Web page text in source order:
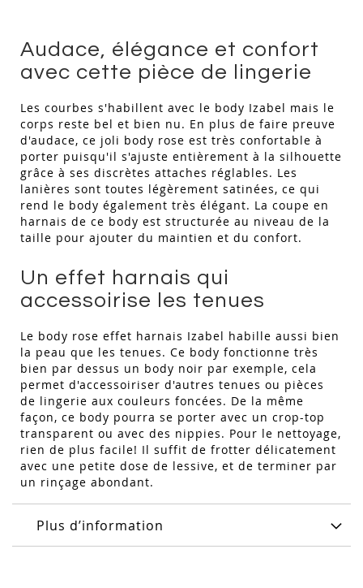
Audace, élégance et confort
avec cette pièce de lingerie
Les courbes s'habillent avec le body Izabel mais le
corps reste bel et bien nu. En plus de faire preuve
d'audace, ce joli body rose est très confortable à
porter puisqu'il s'ajuste entièrement à la silhouette
grâce à ses discrètes attaches réglables. Les
lanières sont toutes légèrement satinées, ce qui
rend le body également très élégant. La coupe en
harnais de ce body est structurée au niveau de la
taille pour ajouter du maintien et du confort.
Un effet harnais qui
accessoirise les tenues
Le body rose effet harnais Izabel habille aussi bien
la peau que les tenues. Ce body fonctionne très
bien par dessus un body noir par exemple, cela
permet d'accessoiriser d'autres tenues ou pièces
de lingerie aux couleurs foncées. De la même
façon, ce body pourra se porter avec un crop-top
transparent ou avec des nippies. Pour le nettoyage,
rien de plus facile! Il suffit de frotter délicatement
avec une petite dose de lessive, et de terminer par
un rinçage abondant.
Plus d’information